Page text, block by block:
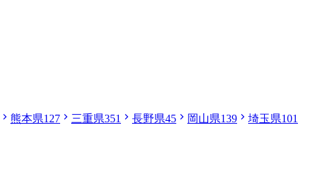
熊本県127 三重県351 長野県45 岡山県139 埼玉県101